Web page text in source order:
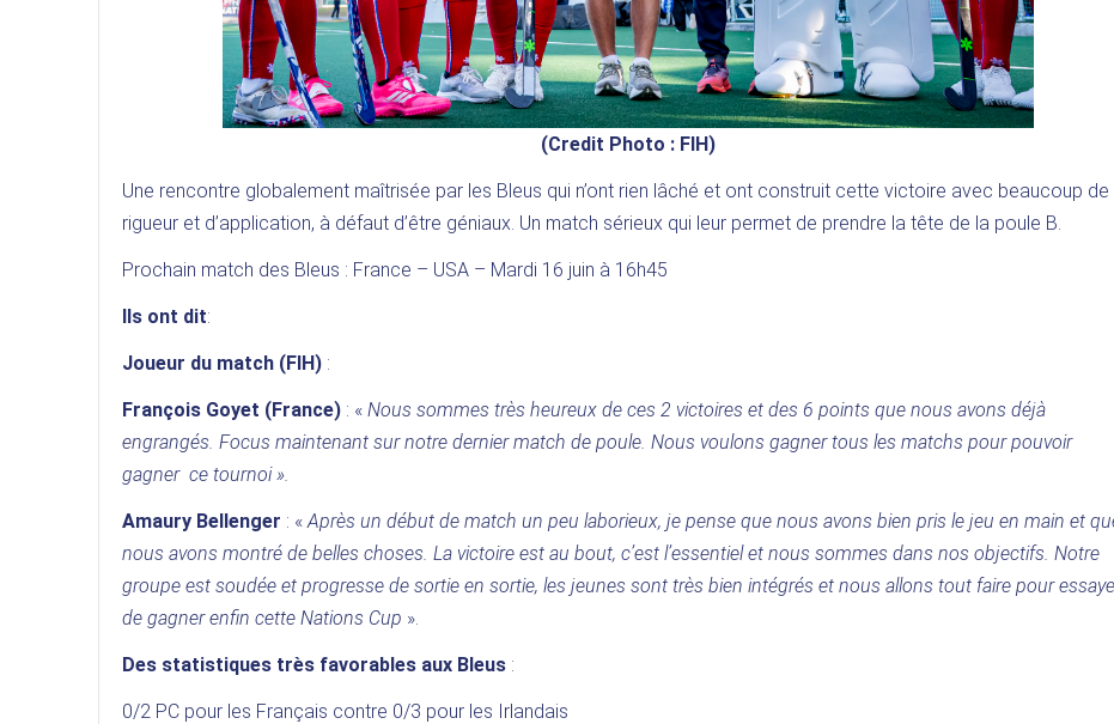
(Credit Photo : FIH)
Une rencontre globalement maîtrisée par les Bleus qui n’ont rien lâché et ont construit cette victoire avec beaucoup de
rigueur et d’application, à défaut d’être géniaux. Un match sérieux qui leur permet de prendre la tête de la poule B.
Prochain match des Bleus : France – USA – Mardi 16 juin à 16h45
Ils ont dit:
Joueur du match (FIH) :
François Goyet (France) : « Nous sommes très heureux de ces 2 victoires et des 6 points que nous avons déjà
engrangés. Focus maintenant sur notre dernier match de poule. Nous voulons gagner tous les matchs pour pouvoir
gagner ce tournoi ».
Amaury Bellenger : « Après un début de match un peu laborieux, je pense que nous avons bien pris le jeu en main et
nous avons montré de belles choses. La victoire est au bout, c’est l’essentiel et nous sommes dans nos objectifs. Notre
groupe est soudée et progresse de sortie en sortie, les jeunes sont très bien intégrés et nous allons tout faire pour
de gagner enfin cette Nations Cup ».
Des statistiques très favorables aux Bleus :
0/2 PC pour les Français contre 0/3 pour les Irlandais